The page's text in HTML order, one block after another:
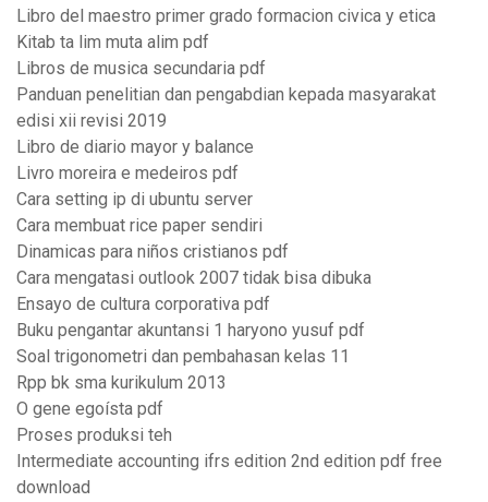
Libro del maestro primer grado formacion civica y etica
Kitab ta lim muta alim pdf
Libros de musica secundaria pdf
Panduan penelitian dan pengabdian kepada masyarakat
edisi xii revisi 2019
Libro de diario mayor y balance
Livro moreira e medeiros pdf
Cara setting ip di ubuntu server
Cara membuat rice paper sendiri
Dinamicas para niños cristianos pdf
Cara mengatasi outlook 2007 tidak bisa dibuka
Ensayo de cultura corporativa pdf
Buku pengantar akuntansi 1 haryono yusuf pdf
Soal trigonometri dan pembahasan kelas 11
Rpp bk sma kurikulum 2013
O gene egoísta pdf
Proses produksi teh
Intermediate accounting ifrs edition 2nd edition pdf free
download